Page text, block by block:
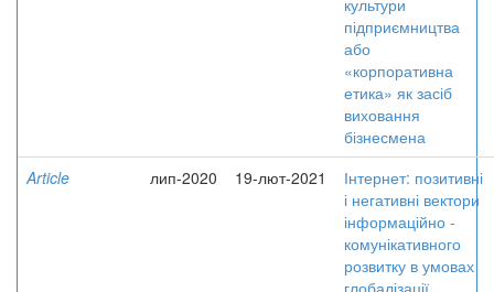
культури
підприємництва
або
«корпоративна
етика» як засіб
виховання
бізнесмена
Article
лип-2020 19-лют-2021
Інтернет: позитивні
і негативні вектори
інформаційно -
комунікативного
розвитку в умовах
глобалізації